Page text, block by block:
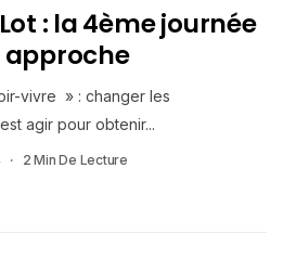
: la 4ème journée
approche
vivre » : changer les
agir pour obtenir...
2 Min De Lecture